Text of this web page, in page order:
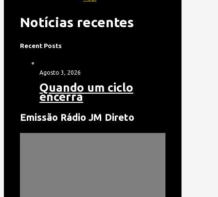
Notícias recentes
Recent Posts
Agosto 3, 2026
Quando um ciclo
encerra
Emissão Rádio JM Direto